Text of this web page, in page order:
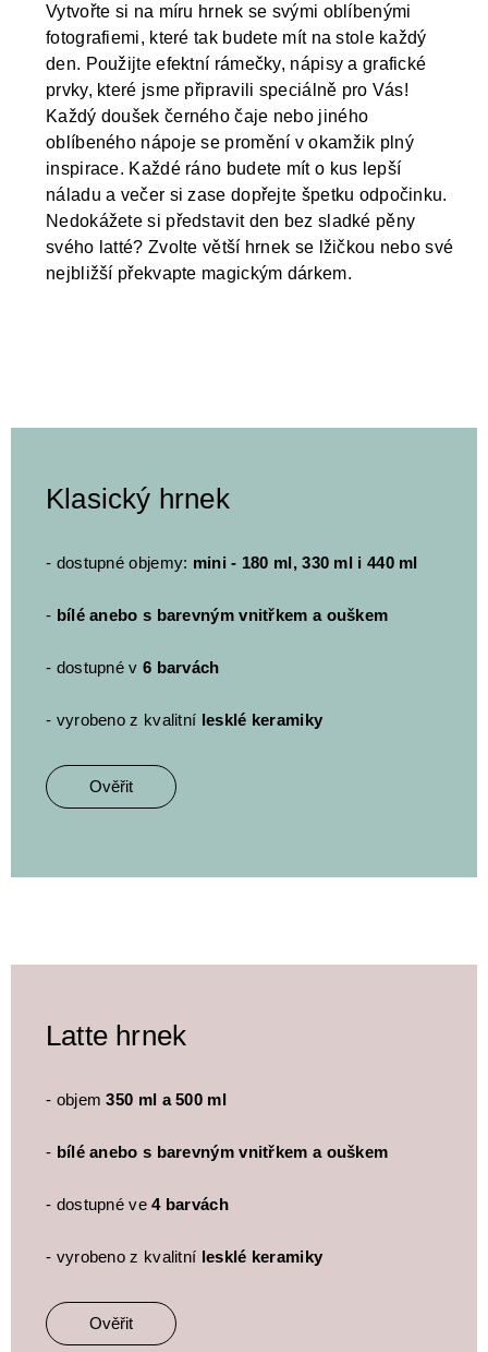
Vytvořte si na míru hrnek se svými oblíbenými
fotografiemi, které tak budete mít na stole každý
den. Použijte efektní rámečky, nápisy a grafické
prvky, které jsme připravili speciálně pro Vás!
Každý doušek černého čaje nebo jiného
oblíbeného nápoje se promění v okamžik plný
inspirace. Každé ráno budete mít o kus lepší
náladu a večer si zase dopřejte špetku odpočinku.
Nedokážete si představit den bez sladké pěny
svého latté? Zvolte větší hrnek se lžičkou nebo své
nejbližší překvapte magickým dárkem.
Klasický hrnek
- dostupné objemy: mini - 180 ml, 330 ml i 440 ml
- bílé anebo s barevným vnitřkem a ouškem
- dostupné v 6 barvách
- vyrobeno z kvalitní lesklé keramiky
Ověřit
Latte hrnek
- objem350 ml a 500 ml
- bílé anebo s barevným vnitřkem a ouškem
- dostupné ve4 barvách
- vyrobeno z kvalitní lesklé keramiky
Ověřit